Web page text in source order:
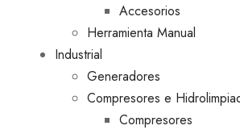
Accesorios
Herramienta Manual
Industrial
Generadores
Compresores e
Compresores